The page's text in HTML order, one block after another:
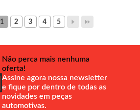
1 2 3 4 5
Não perca mais nenhuma
oferta!
Assine agora nossa newsletter
e fique por dentro de todas as
novidades em peças
automotivas.